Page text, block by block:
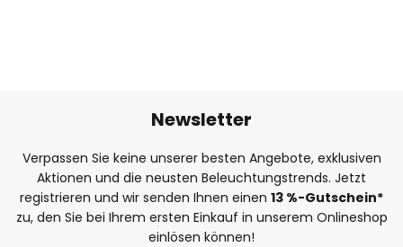
Newsletter
Verpassen Sie keine unserer besten Angebote, exklusiven
Aktionen und die neusten Beleuchtungstrends. Jetzt
registrieren und wir senden Ihnen einen 13 %-Gutschein*
zu, den Sie bei Ihrem ersten Einkauf in unserem Onlineshop
einlösen können!